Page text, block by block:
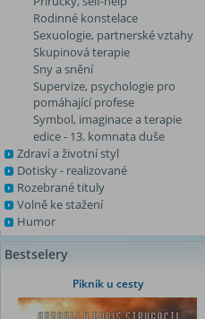
Rodinné konstelace
Sexuologie, partnerské vztahy
Skupinová terapie
Sny a snění
Supervize, psychologie pro
pomáhající profese
Symbol, imaginace a terapie
edice - 13. komnata duše
Zdraví a životní styl
Dotisky - realizované
Rozebrané tituly
Volně ke stažení
Humor
Bestselery
Piknik u cesty